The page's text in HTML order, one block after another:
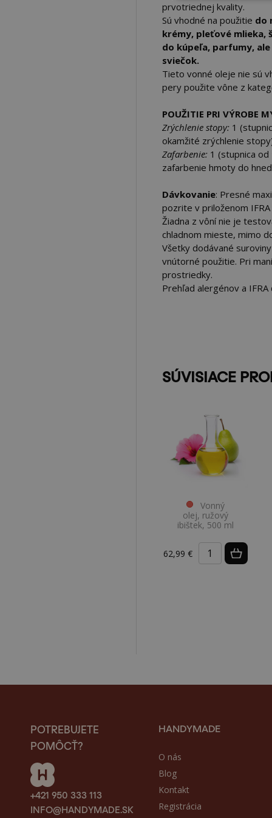
prvotriednej kvality.
Sú vhodné na použitie do
krémy, pleťové mlieka,
do kúpeľa, parfumy,
sviečok.
Tieto vonné oleje nie sú
pery použite vône z
POUŽITIE PRI VÝROBE
Zrýchlenie stopy: 1
okamžité zrýchlenie
Zafarbenie: 1 (stupnica
zafarbenie hmoty do
Dávkovanie: Presné
pozrite v priloženom
Žiadna z vôní nie je
chladnom mieste, mimo
Všetky dodávané
vnútorné použitie. Pri
prostriedky.
Prehľad alergénov a
SÚVISIACE
Vonný
olej, ružový
ibištek, 500 ml
62,99 €
POTREBUJETE
POMÔCŤ?
+421 950 333 113
INFO@HANDYMADE.SK
HANDYMADE
O nás
Blog
Kontakt
Registrácia